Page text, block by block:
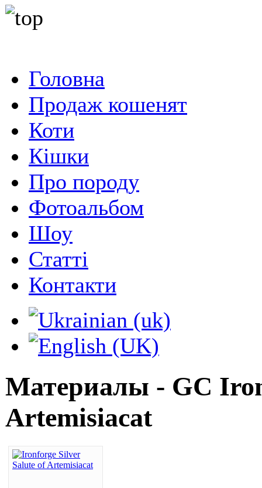
Головна
Продаж кошенят
Коти
Кішки
Про породу
Фотоальбом
Шоу
Статті
Контакти
Материалы - GC
Artemisiacat